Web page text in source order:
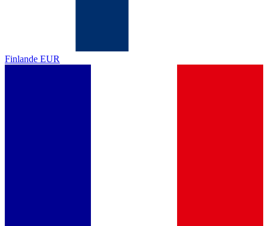
Finlande EUR